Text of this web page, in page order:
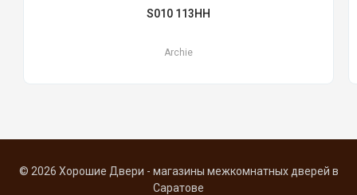
S010 113HH
Archie
© 2026 Хорошие Двери - магазины межкомнатных дверей в
Саратове